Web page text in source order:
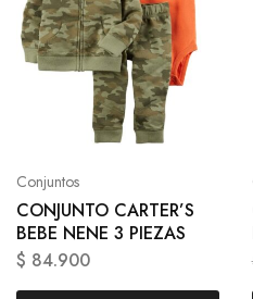
Conjuntos
CONJUNTO CARTER’S
BEBE NENE 3 PIEZAS
$ 84.900